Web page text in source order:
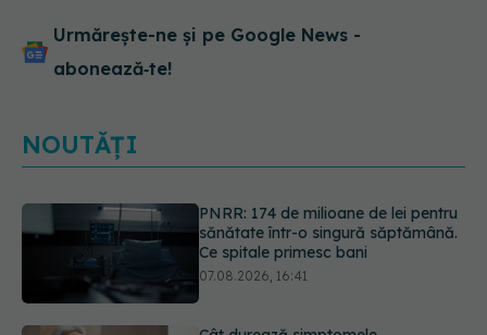
Urmărește-ne și pe Google News -
abonează‑te!
NOUTĂȚI
Cât durează simptomele
menopauzei?
07.08.2026, 15:14